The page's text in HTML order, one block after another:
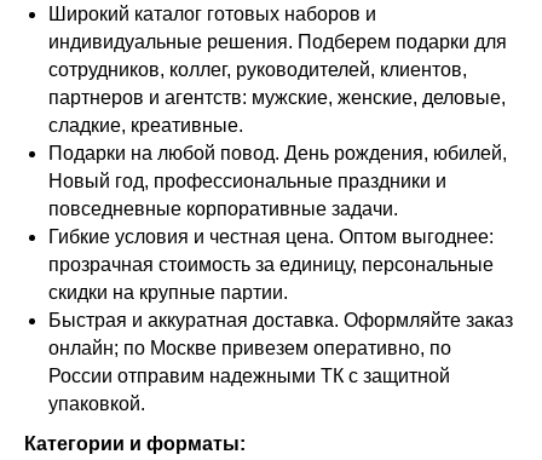
ИНДИВИДУАЛЬНОСТЬ
Ваша индивидуальность — наш приоритет. Вы
придумываете концепцию, а мы бережно переносим ее
на свечу. Любая форма, цвет, аромат и дизайн упаковки.
Ваш бренд уникален — и ваши свечи должны быть
такими же.
СКОРОСТЬ
Мы ценим ваше время. Отлаженное производство и
логистика позволяют нам выполнять даже крупные
оптовые заказы в сжатые сроки. Вы получите
отгрузки будет четко соблюдена.